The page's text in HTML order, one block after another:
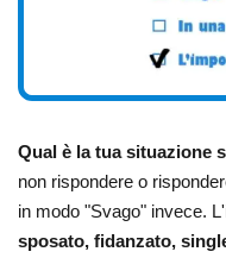
Qual è la tua situazione
non rispondere o
in modo "Svago" invece.
sposato, fidanzato,